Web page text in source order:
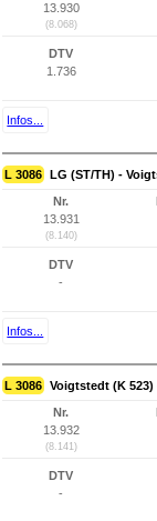
13.930
(8.068)
DTV
1.736
Infos...
L 3086 LG (ST/TH) -
Nr.
13.931
(8.140)
DTV
-
Infos...
L 3086 Voigtstedt (K 523)
Nr.
13.932
(8.141)
DTV
-